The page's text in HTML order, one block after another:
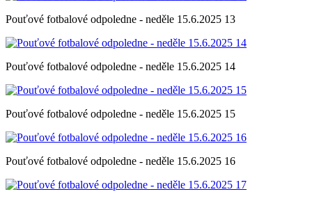
Pouťové fotbalové odpoledne - neděle 15.6.2025 13
Pouťové fotbalové odpoledne - neděle 15.6.2025 14
Pouťové fotbalové odpoledne - neděle 15.6.2025 15
Pouťové fotbalové odpoledne - neděle 15.6.2025 16